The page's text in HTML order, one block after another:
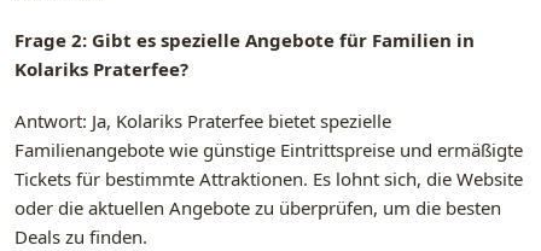
Frage 2: Gibt es spezielle Angebote für Familien in
Kolariks Praterfee?
Antwort: Ja, Kolariks Praterfee bietet spezielle
Familienangebote wie günstige Eintrittspreise und ermäßigte
Tickets für bestimmte Attraktionen. Es lohnt sich, die Website
oder die aktuellen Angebote zu überprüfen, um die besten
Deals zu finden.